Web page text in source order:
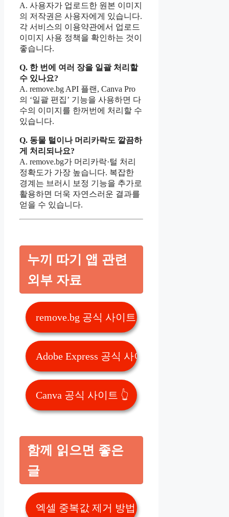
A. 사용자가 업로드한 원본 이미지
의 저작권은 사용자에게 있습니다.
각 서비스의 이용약관에서 업로드
이미지 사용 정책을 확인하는 것이
좋습니다.
Q. 한 번에 여러 장을 일괄 처리할
수 있나요?
A. remove.bg API 플랜, Canva Pro
의 ‘일괄 편집’ 기능을 사용하면 다
수의 이미지를 한꺼번에 처리할 수
있습니다.
Q. 동물 털이나 머리카락도 깔끔하
게 처리되나요?
A. remove.bg가 머리카락·털 처리
정확도가 가장 높습니다. 복잡한
경계는 브러시 보정 기능을 추가로
활용하면 더욱 자연스러운 결과를
얻을 수 있습니다.
누끼 따기 앱 관련
외부 자료
remove.bg 공식 사이트 👆
Adobe Express 공식 사이트 👆
Canva 공식 사이트 👆
함께 읽으면 좋은
글
엑셀 중복값 제거 방법 최신 5가지 👆